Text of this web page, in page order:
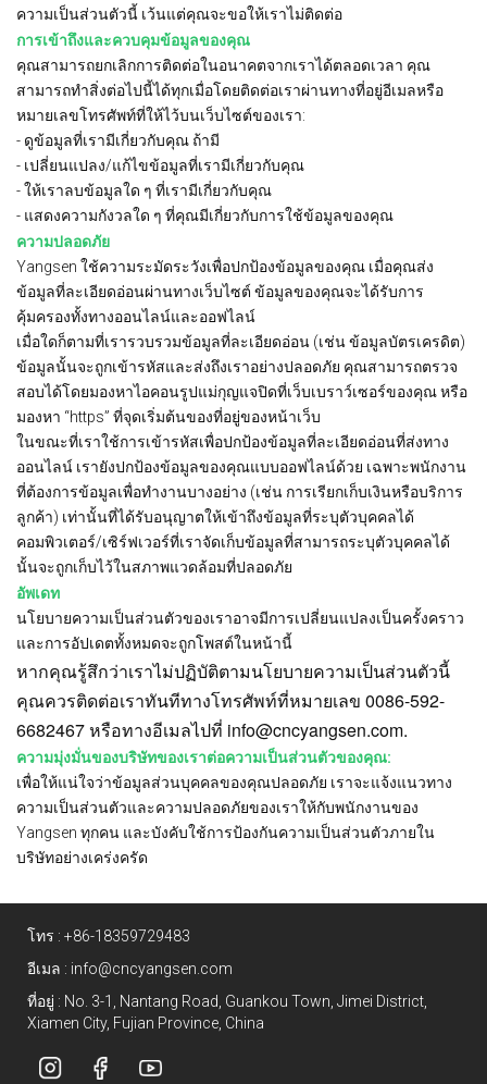
ความเป็นส่วนตัวนี้ เว้นแต่คุณจะขอให้เราไม่ติดต่อ
การเข้าถึงและควบคุมข้อมูลของคุณ
คุณสามารถยกเลิกการติดต่อในอนาคตจากเราได้ตลอดเวลา คุณ
สามารถทำสิ่งต่อไปนี้ได้ทุกเมื่อโดยติดต่อเราผ่านทางที่อยู่อีเมลหรือ
หมายเลขโทรศัพท์ที่ให้ไว้บนเว็บไซต์ของเรา:
- ดูข้อมูลที่เรามีเกี่ยวกับคุณ ถ้ามี
- เปลี่ยนแปลง/แก้ไขข้อมูลที่เรามีเกี่ยวกับคุณ
- ให้เราลบข้อมูลใด ๆ ที่เรามีเกี่ยวกับคุณ
- แสดงความกังวลใด ๆ ที่คุณมีเกี่ยวกับการใช้ข้อมูลของคุณ
ความปลอดภัย
Yangsen ใช้ความระมัดระวังเพื่อปกป้องข้อมูลของคุณ เมื่อคุณส่ง
ข้อมูลที่ละเอียดอ่อนผ่านทางเว็บไซต์ ข้อมูลของคุณจะได้รับการ
คุ้มครองทั้งทางออนไลน์และออฟไลน์
เมื่อใดก็ตามที่เรารวบรวมข้อมูลที่ละเอียดอ่อน (เช่น ข้อมูลบัตรเครดิต)
ข้อมูลนั้นจะถูกเข้ารหัสและส่งถึงเราอย่างปลอดภัย คุณสามารถตรวจ
สอบได้โดยมองหาไอคอนรูปแม่กุญแจปิดที่เว็บเบราว์เซอร์ของคุณ หรือ
มองหา “https” ที่จุดเริ่มต้นของที่อยู่ของหน้าเว็บ
ในขณะที่เราใช้การเข้ารหัสเพื่อปกป้องข้อมูลที่ละเอียดอ่อนที่ส่งทาง
ออนไลน์ เรายังปกป้องข้อมูลของคุณแบบออฟไลน์ด้วย เฉพาะพนักงาน
ที่ต้องการข้อมูลเพื่อทำงานบางอย่าง (เช่น การเรียกเก็บเงินหรือบริการ
ลูกค้า) เท่านั้นที่ได้รับอนุญาตให้เข้าถึงข้อมูลที่ระบุตัวบุคคลได้
คอมพิวเตอร์/เซิร์ฟเวอร์ที่เราจัดเก็บข้อมูลที่สามารถระบุตัวบุคคลได้
นั้นจะถูกเก็บไว้ในสภาพแวดล้อมที่ปลอดภัย
อัพเดท
นโยบายความเป็นส่วนตัวของเราอาจมีการเปลี่ยนแปลงเป็นครั้งคราว
และการอัปเดตทั้งหมดจะถูกโพสต์ในหน้านี้
หากคุณรู้สึกว่าเราไม่ปฏิบัติตามนโยบายความเป็นส่วนตัวนี้
คุณควรติดต่อเราทันทีทางโทรศัพท์ที่หมายเลข 0086-592-
6682467 หรือทางอีเมลไปที่ info@cncyangsen.com.
ความมุ่งมั่นของบริษัทของเราต่อความเป็นส่วนตัวของคุณ:
เพื่อให้แน่ใจว่าข้อมูลส่วนบุคคลของคุณปลอดภัย เราจะแจ้งแนวทาง
ความเป็นส่วนตัวและความปลอดภัยของเราให้กับพนักงานของ
Yangsen ทุกคน และบังคับใช้การป้องกันความเป็นส่วนตัวภายใน
บริษัทอย่างเคร่งครัด
โทร : +86-18359729483
อีเมล : info@cncyangsen.com
ที่อยู่ : No. 3-1, Nantang Road, Guankou Town, Jimei District,
Xiamen City, Fujian Province, China